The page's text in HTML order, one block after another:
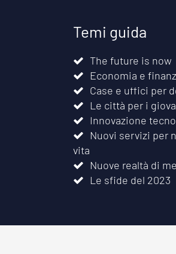
Temi guida
The future is now
Economia e
Case e uffici per
Le città per i
Innovazione
Nuovi servizi per
vita
Nuove realtà di
Le sfide del 2023